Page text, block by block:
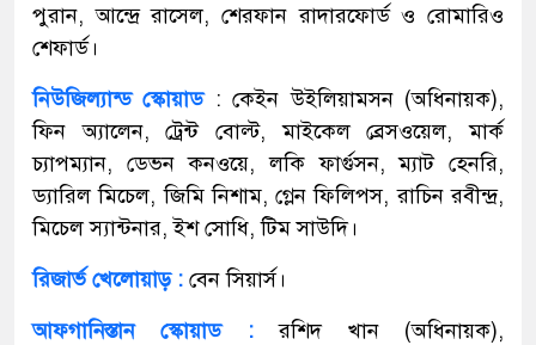
পুরান, আন্দ্রে রাসেল, শেরফান রাদারফোর্ড ও রোমারিও
শেফার্ড।
নিউজিল্যান্ড স্কোয়াড : কেইন উইলিয়ামসন (অধিনায়ক),
ফিন অ্যালেন, ট্রেন্ট বোল্ট, মাইকেল ব্রেসওয়েল, মার্ক
চ্যাপম্যান, ডেভন কনওয়ে, লকি ফার্গুসন, ম্যাট হেনরি,
ড্যারিল মিচেল, জিমি নিশাম, গ্লেন ফিলিপস, রাচিন রবীন্দ্র,
মিচেল স্যান্টনার, ইশ সোধি, টিম সাউদি।
রিজার্ভ খেলোয়াড় : বেন সিয়ার্স।
আফগানিস্তান স্কোয়াড :
রশিদ খান (অধিনায়ক),